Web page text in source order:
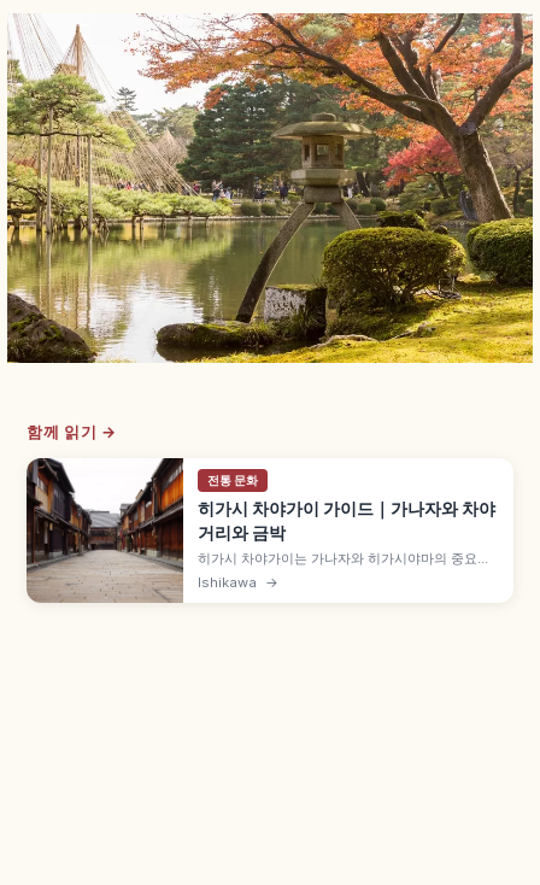
함께 읽기 →
전통 문화
히가시 차야가이 가이드｜가나자와 차야
거리와 금박
히가시 차야가이는 가나자와 히가시야마의 중요전
통적건조물군 보존지구로, 에도 시대 격자 마치야
Ishikawa →